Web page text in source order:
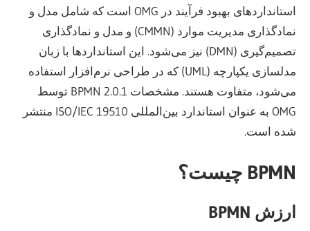
استانداردهای بهبود فرآیند در OMG است که شامل مدل و
نمادگذاری مدیریت موارد (CMMN) و مدل و نمادگذاری
تصمیم‌گیری (DMN) نیز می‌شود. این استانداردها با زبان
مدلسازی یکپارچه (UML) که در طراحی نرم‌افزار استفاده
می‌شود، متفاوت هستند. مشخصات BPMN 2.0.1 توسط
OMG به عنوان استاندارد بین‌المللی ISO/IEC 19510 منتشر
شده است.
BPMN چیست؟
ارزش BPMN